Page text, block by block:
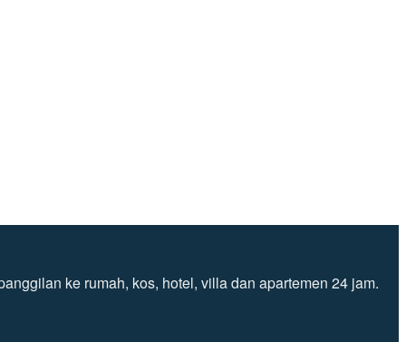
ke rumah, kos, hotel, villa dan apartemen 24 jam.